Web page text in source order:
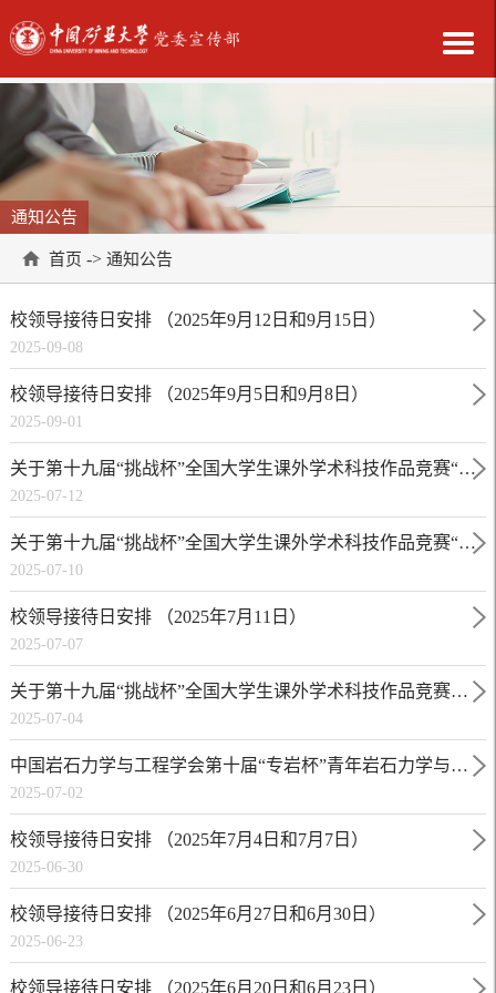
通知公告
首页 -> 通知公告
校领导接待日安排 （2025年9月12日和9月15日）
2025-09-08
校领导接待日安排 （2025年9月5日和9月8日）
2025-09-01
关于第十九届“挑战杯”全国大学生课外学术科技作品竞赛“人
工智能+”应用赛校内学生参加其他高校项目信息的公示
2025-07-12
关于第十九届“挑战杯”全国大学生课外学术科技作品竞赛“人
工智能+”推荐项目的公示
2025-07-10
校领导接待日安排 （2025年7月11日）
2025-07-07
关于第十九届“挑战杯”全国大学生课外学术科技作品竞赛主
体赛推荐项目的公示
2025-07-04
中国岩石力学与工程学会第十届“专岩杯”青年岩石力学与岩
土工程创新创业大赛邀请函（第1号通知）
2025-07-02
校领导接待日安排 （2025年7月4日和7月7日）
2025-06-30
校领导接待日安排 （2025年6月27日和6月30日）
2025-06-23
校领导接待日安排 （2025年6月20日和6月23日）